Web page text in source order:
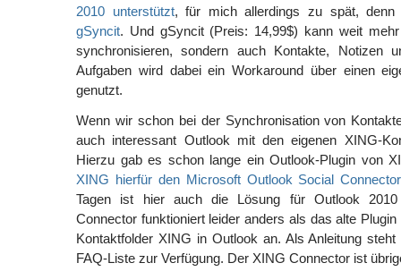
2010 unterstützt, für mich allerdings zu spät, denn
gSyncit. Und gSyncit (Preis: 14,99$) kann weit
synchronisieren, sondern auch Kontakte, Notizen
Aufgaben wird dabei ein Workaround über einen
genutzt.
Wenn wir schon bei der Synchronisation von
auch interessant Outlook mit den eigenen XING-
Hierzu gab es schon lange ein Outlook-Plugin von
XING hierfür den Microsoft Outlook Social
Tagen ist hier auch die Lösung für Outlook
Connector funktioniert leider anders als das alte
Kontaktfolder XING in Outlook an. Als Anleitung
FAQ-Liste zur Verfügung. Der XING Connector ist